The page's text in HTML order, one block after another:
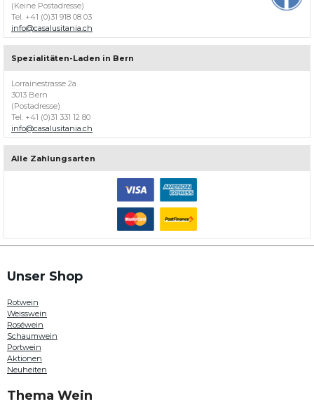
Willkommen
bei
Casa
Lusitania,
ihrem
Berner
Weinhändler
für
portugiesische
Weine
mit
über
200
Weinen
aus
können
Sie
Weine
von
da
Plansel
,
Paulo
Laureano
,
Quinta do
oder
(Keine Postadresse)
Tel. +41 (0)31 918 08 03
info@casalusitania.ch
Spezialitäten-Laden in Bern
Lorrainestrasse 2a
3013 Bern
(Postadresse)
Tel. +41 (0)31 331 12 80
info@casalusitania.ch
Alle Zahlungsarten
Unser Shop
Rotwein
Weisswein
Roséwein
Schaumwein
Portwein
Aktionen
Neuheiten
Thema Wein